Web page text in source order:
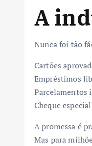
A
Nunca foi tão
Cartões
Empréstimos
Cheque
A promessa é
Mas para